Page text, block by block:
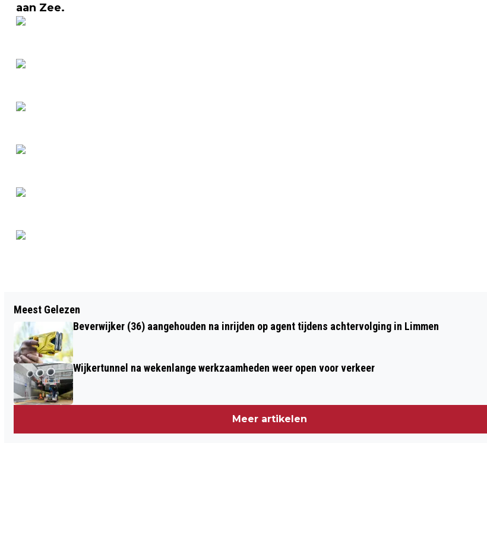
aan Zee.
LAATSTE INFOAVOND HERENBOEREN
RORIK
TIJDENS 10E EDITIE ALKMAAR CITY
Meest Gelezen
Beverwijker (36) aangehouden na inrijden op agent tijdens achtervolging in Limmen
Wijkertunnel na wekenlange werkzaamheden weer open voor verkeer
Meer artikelen